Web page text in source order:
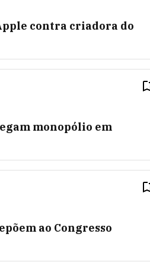
contra criadora do
monopólio em
ao Congresso